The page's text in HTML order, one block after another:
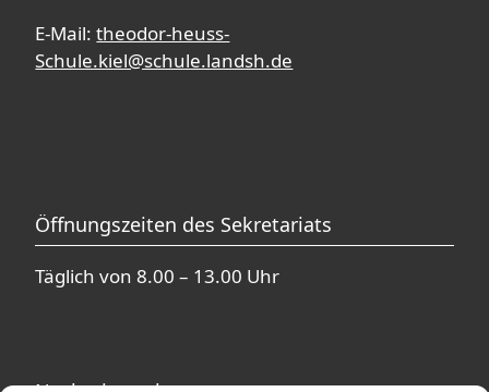
E-Mail:theodor-heuss-
Schule.kiel@schule.landsh.de
Öffnungszeiten des Sekretariats
Täglich von 8.00 – 13.00 Uhr